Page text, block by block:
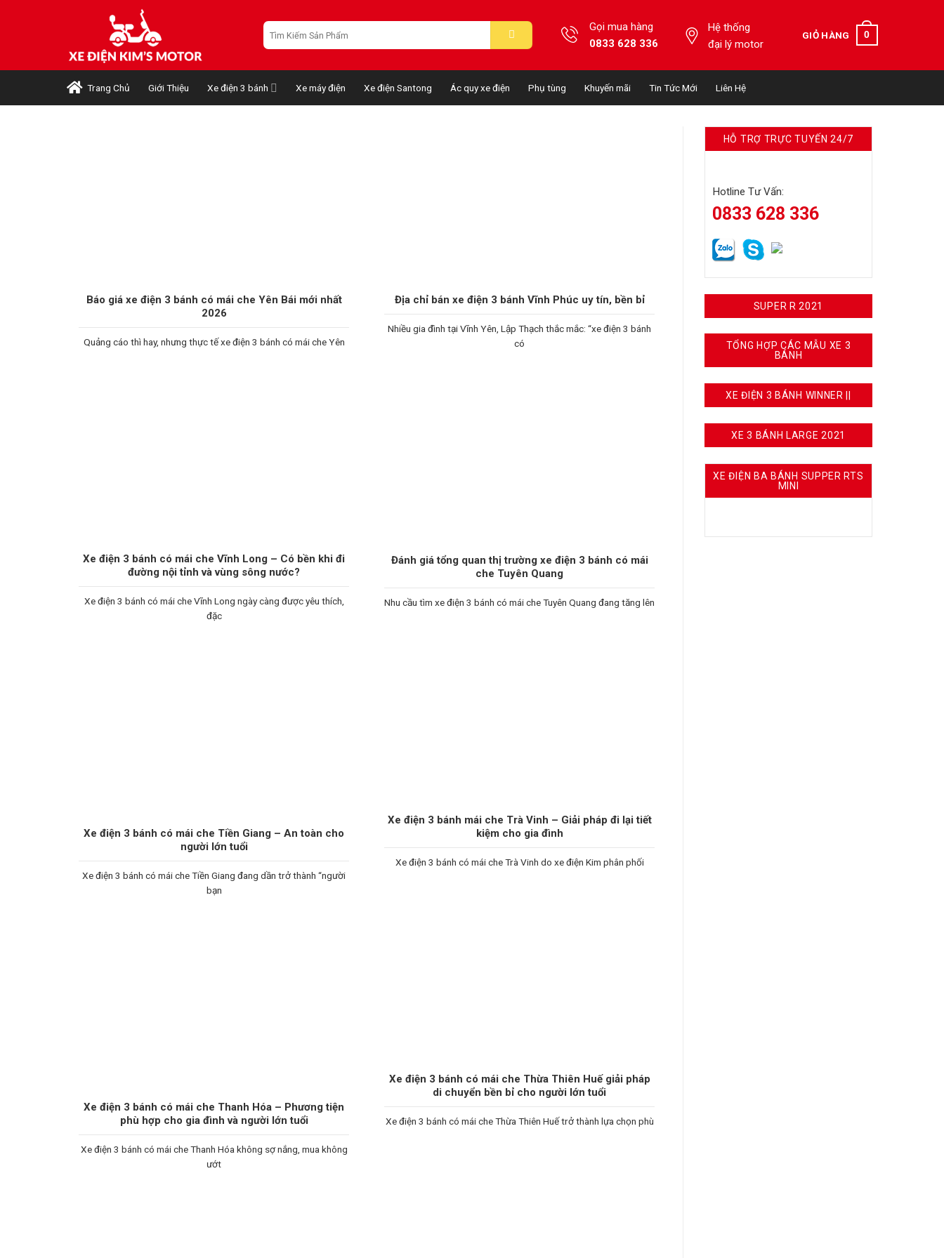
Tìm
kiếm:
Gọi mua hàng
0833 628 336
Hệ thống
đại lý motor
GIỎ HÀNG 0
Trang Chủ Giới Thiệu Xe điện 3 bánh Xe máy điện Xe điện Santong Ác quy xe điện Phụ tùng Khuyến mãi Tin Tức Mới Liên Hệ
Báo giá xe điện 3 bánh có mái che Yên Bái mới nhất
2026
Quảng cáo thì hay, nhưng thực tế xe điện 3 bánh có mái che Yên
Địa chỉ bán xe điện 3 bánh Vĩnh Phúc uy tín, bền bỉ
Nhiều gia đình tại Vĩnh Yên, Lập Thạch thắc mắc: “xe điện 3 bánh
có
Xe điện 3 bánh có mái che Vĩnh Long – Có bền khi đi
đường nội tỉnh và vùng sông nước?
Xe điện 3 bánh có mái che Vĩnh Long ngày càng được yêu thích,
đặc
Đánh giá tổng quan thị trường xe điện 3 bánh có mái
che Tuyên Quang
Nhu cầu tìm xe điện 3 bánh có mái che Tuyên Quang đang tăng lên
Xe điện 3 bánh mái che Trà Vinh – Giải pháp đi lại tiết
kiệm cho gia đình
Xe điện 3 bánh có mái che Trà Vinh do xe điện Kim phân phối
Xe điện 3 bánh có mái che Tiền Giang – An toàn cho
người lớn tuổi
Xe điện 3 bánh có mái che Tiền Giang đang dần trở thành “người
bạn
Xe điện 3 bánh có mái che Thừa Thiên Huế giải pháp
di chuyển bền bỉ cho người lớn tuổi
Xe điện 3 bánh có mái che Thừa Thiên Huế trở thành lựa chọn phù
Xe điện 3 bánh có mái che Thanh Hóa – Phương tiện
phù hợp cho gia đình và người lớn tuổi
Xe điện 3 bánh có mái che Thanh Hóa không sợ nắng, mua không
ướt
HỖ TRỢ TRỰC TUYẾN 24/7
Hotline Tư Vấn:
0833 628 336
SUPER R 2021
TỔNG HỢP CÁC MẪU XE 3
BÁNH
XE ĐIỆN 3 BÁNH WINNER ||
XE 3 BÁNH LARGE 2021
XE ĐIỆN BA BÁNH SUPPER RTS
MINI